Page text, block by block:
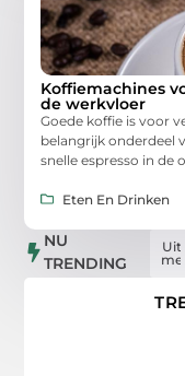
NU
TRENDING
Uit
Koffiemachines
de werkvloer
Goede koffie is voor
belangrijk onderdeel
snelle espresso in de
Eten En Drinken